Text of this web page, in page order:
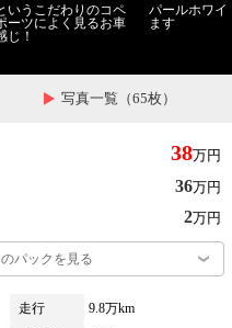
いうこだわりのコペ
ーツによく見るお車
じ！
パールホワイ
ます
写真一覧（65枚）
38万円
36万円
2万円
パックを見る
走行
9.8万km